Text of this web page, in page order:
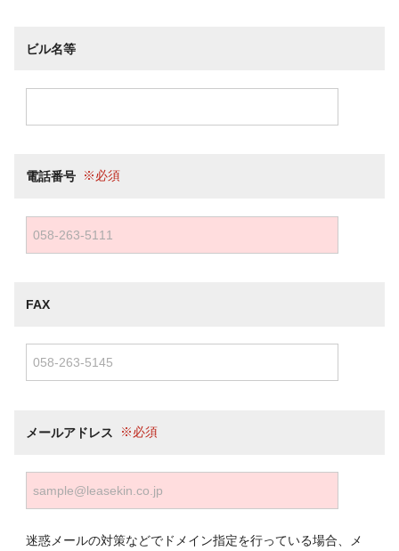
ビル名等
電話番号
FAX
メールアドレス
迷惑メールの対策などでドメイン指定を行っている場合、メ